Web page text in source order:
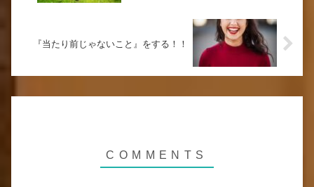
『当たり前じゃないこと』をする！！